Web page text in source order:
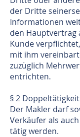
der Dritte
Informationen
den Hauptvertrag
Kunde
mit ihm
zuzüglich
entrichten.
§ 2 Doppeltätigkeit
Der Makler darf
Verkäufer als
tätig werden.